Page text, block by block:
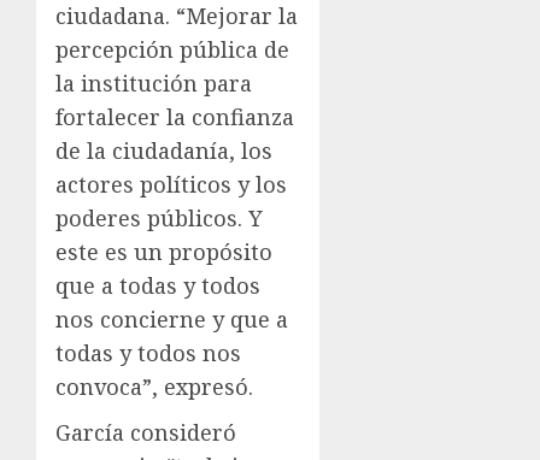
ciudadana. “Mejorar la
percepción pública de
la institución para
fortalecer la confianza
de la ciudadanía, los
actores políticos y los
poderes públicos. Y
este es un propósito
que a todas y todos
nos concierne y que a
todas y todos nos
convoca”, expresó.
García consideró